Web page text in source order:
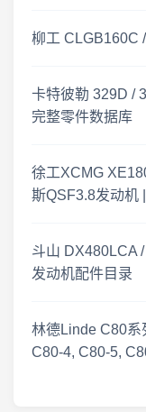
柳工 CLGB160C
卡特彼勒 329D /
完整零件数据库
徐工XCMG
斯QSF3.8发动机
斗山 DX480LCA
发动机配件目录
林德Linde C80系
C80-4, C80-5,